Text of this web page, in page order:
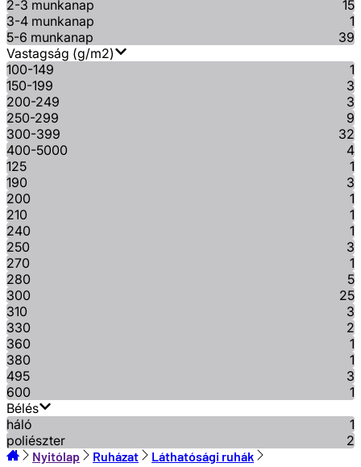
2-3 munkanap
15
3-4 munkanap
1
5-6 munkanap
39
Vastagság (g/m2)
100-149
1
150-199
3
200-249
3
250-299
9
300-399
32
400-5000
4
125
1
190
3
200
1
210
1
240
1
250
3
270
1
280
5
300
25
310
3
330
2
360
1
380
1
495
3
600
1
Bélés
háló
1
poliészter
2
Nyitólap Ruházat Láthatósági ruhák